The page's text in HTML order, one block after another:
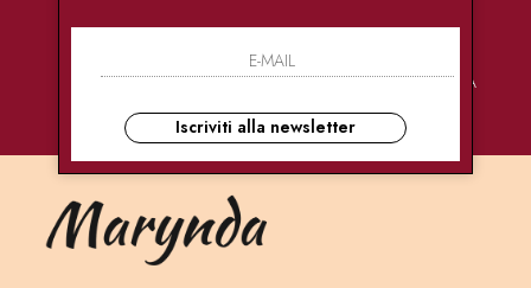
PAGAMENTI
CONSEGNE
ULTRA RAPIDE
ASSISTENZA
Iscriviti alla newsletter